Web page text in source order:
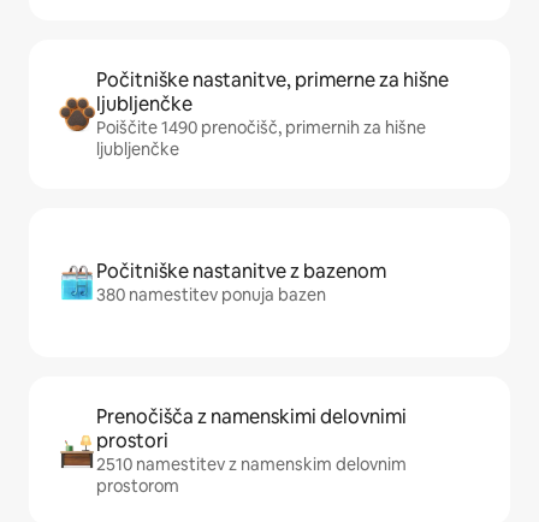
Počitniške nastanitve, primerne za hišne
ljubljenčke
Poiščite 1490 prenočišč, primernih za hišne
ljubljenčke
Počitniške nastanitve z bazenom
380 namestitev ponuja bazen
Prenočišča z namenskimi delovnimi
prostori
2510 namestitev z namenskim delovnim
prostorom